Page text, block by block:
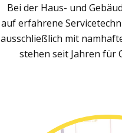
Bei der Haus- und
auf erfahrene
ausschließlich mit
stehen seit Jahren für